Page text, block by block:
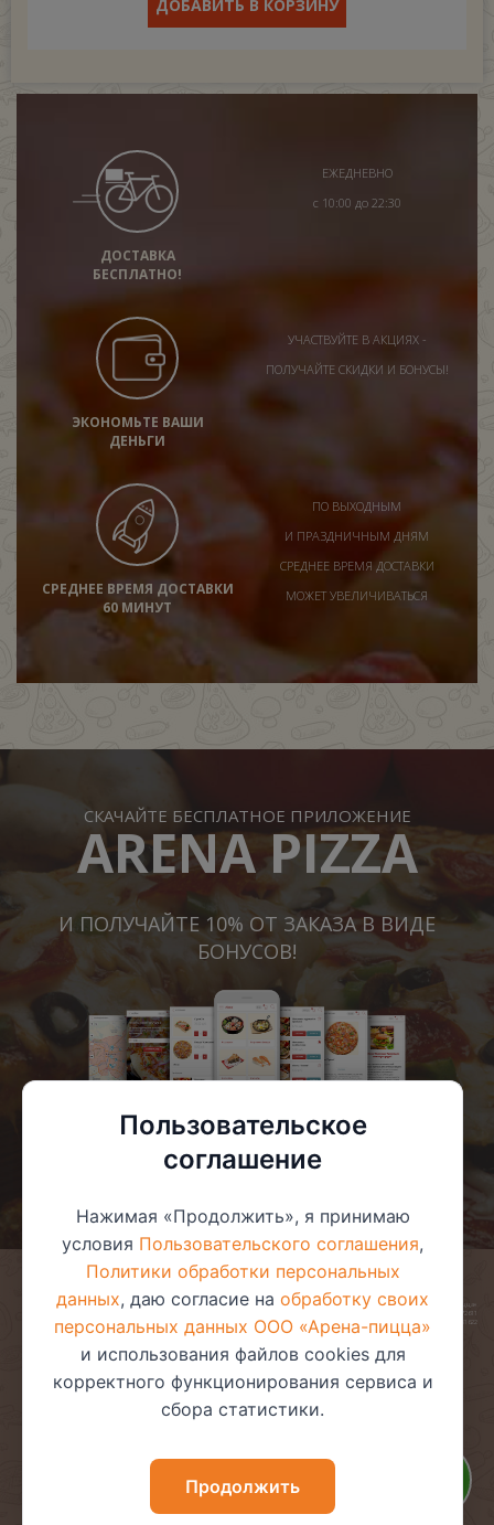
ДОБАВИТЬ В КОРЗИНУ
ДОСТАВКА
БЕСПЛАТНО!
ЕЖЕДНЕВНО
с 10:00 до 22:30
ЭКОНОМЬТЕ ВАШИ
ДЕНЬГИ
УЧАСТВУЙТЕ В АКЦИЯХ -
ПОЛУЧАЙТЕ СКИДКИ И БОНУСЫ!
СРЕДНЕЕ ВРЕМЯ ДОСТАВКИ
60 МИНУТ
ПО ВЫХОДНЫМ
И ПРАЗДНИЧНЫМ ДНЯМ
СРЕДНЕЕ ВРЕМЯ ДОСТАВКИ
МОЖЕТ УВЕЛИЧИВАТЬСЯ
СКАЧАЙТЕ БЕСПЛАТНОЕ ПРИЛОЖЕНИЕ
ARENA PIZZA
И ПОЛУЧАЙТЕ 10% ОТ ЗАКАЗА В ВИДЕ
БОНУСОВ!
© 2025 ООО «Арена-пицца»
УНП 391272611
Магазин зарегистрирован в торговом реестре 08.05.2017 №381622
Политика видеонаблюдения
Политика в отношении
обработки файлов cookie
Пользовательское
соглашение
Нажимая «Продолжить», я принимаю
условия Пользовательского соглашения,
Политики обработки персональных
данных, даю согласие на обработку своих
персональных данных ООО «Арена-пицца»
и использования файлов cookies для
корректного функционирования сервиса и
сбора статистики.
Продолжить